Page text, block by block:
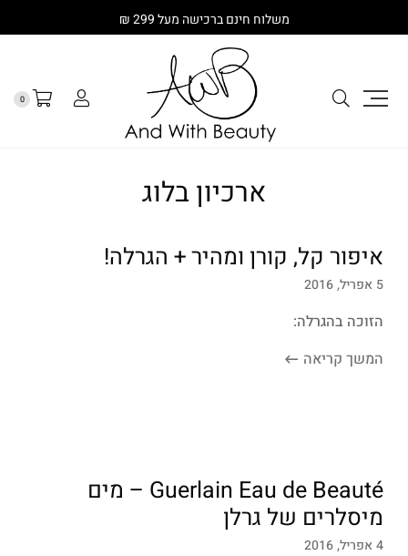
משלוח חינם ברכישה מעל 299 ₪
0
ארכיון בלוג
איפור קל, קורן ומהיר + הגרלה!
5 אפריל, 2016
הזוכה בהגרלה:
המשך קריאה
Guerlain Eau de Beauté – מים
מיסלרים של גרלן
4 אפריל, 2016